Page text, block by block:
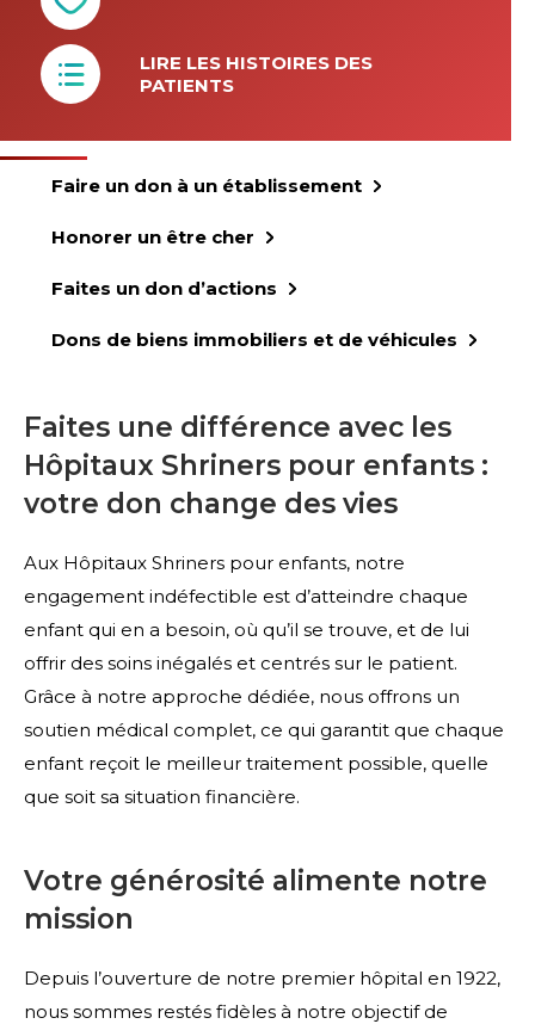
LIRE LES HISTOIRES DES
PATIENTS
Faire un don à un établissement
Honorer un être cher
Faites un don d’actions
Dons de biens immobiliers et de véhicules
Faites une différence avec les
Hôpitaux Shriners pour enfants :
votre don change des vies
Aux Hôpitaux Shriners pour enfants, notre
engagement indéfectible est d’atteindre chaque
enfant qui en a besoin, où qu’il se trouve, et de lui
offrir des soins inégalés et centrés sur le patient.
Grâce à notre approche dédiée, nous offrons un
soutien médical complet, ce qui garantit que chaque
enfant reçoit le meilleur traitement possible, quelle
que soit sa situation financière.
Votre générosité alimente notre
mission
Depuis l’ouverture de notre premier hôpital en 1922,
nous sommes restés fidèles à notre objectif de